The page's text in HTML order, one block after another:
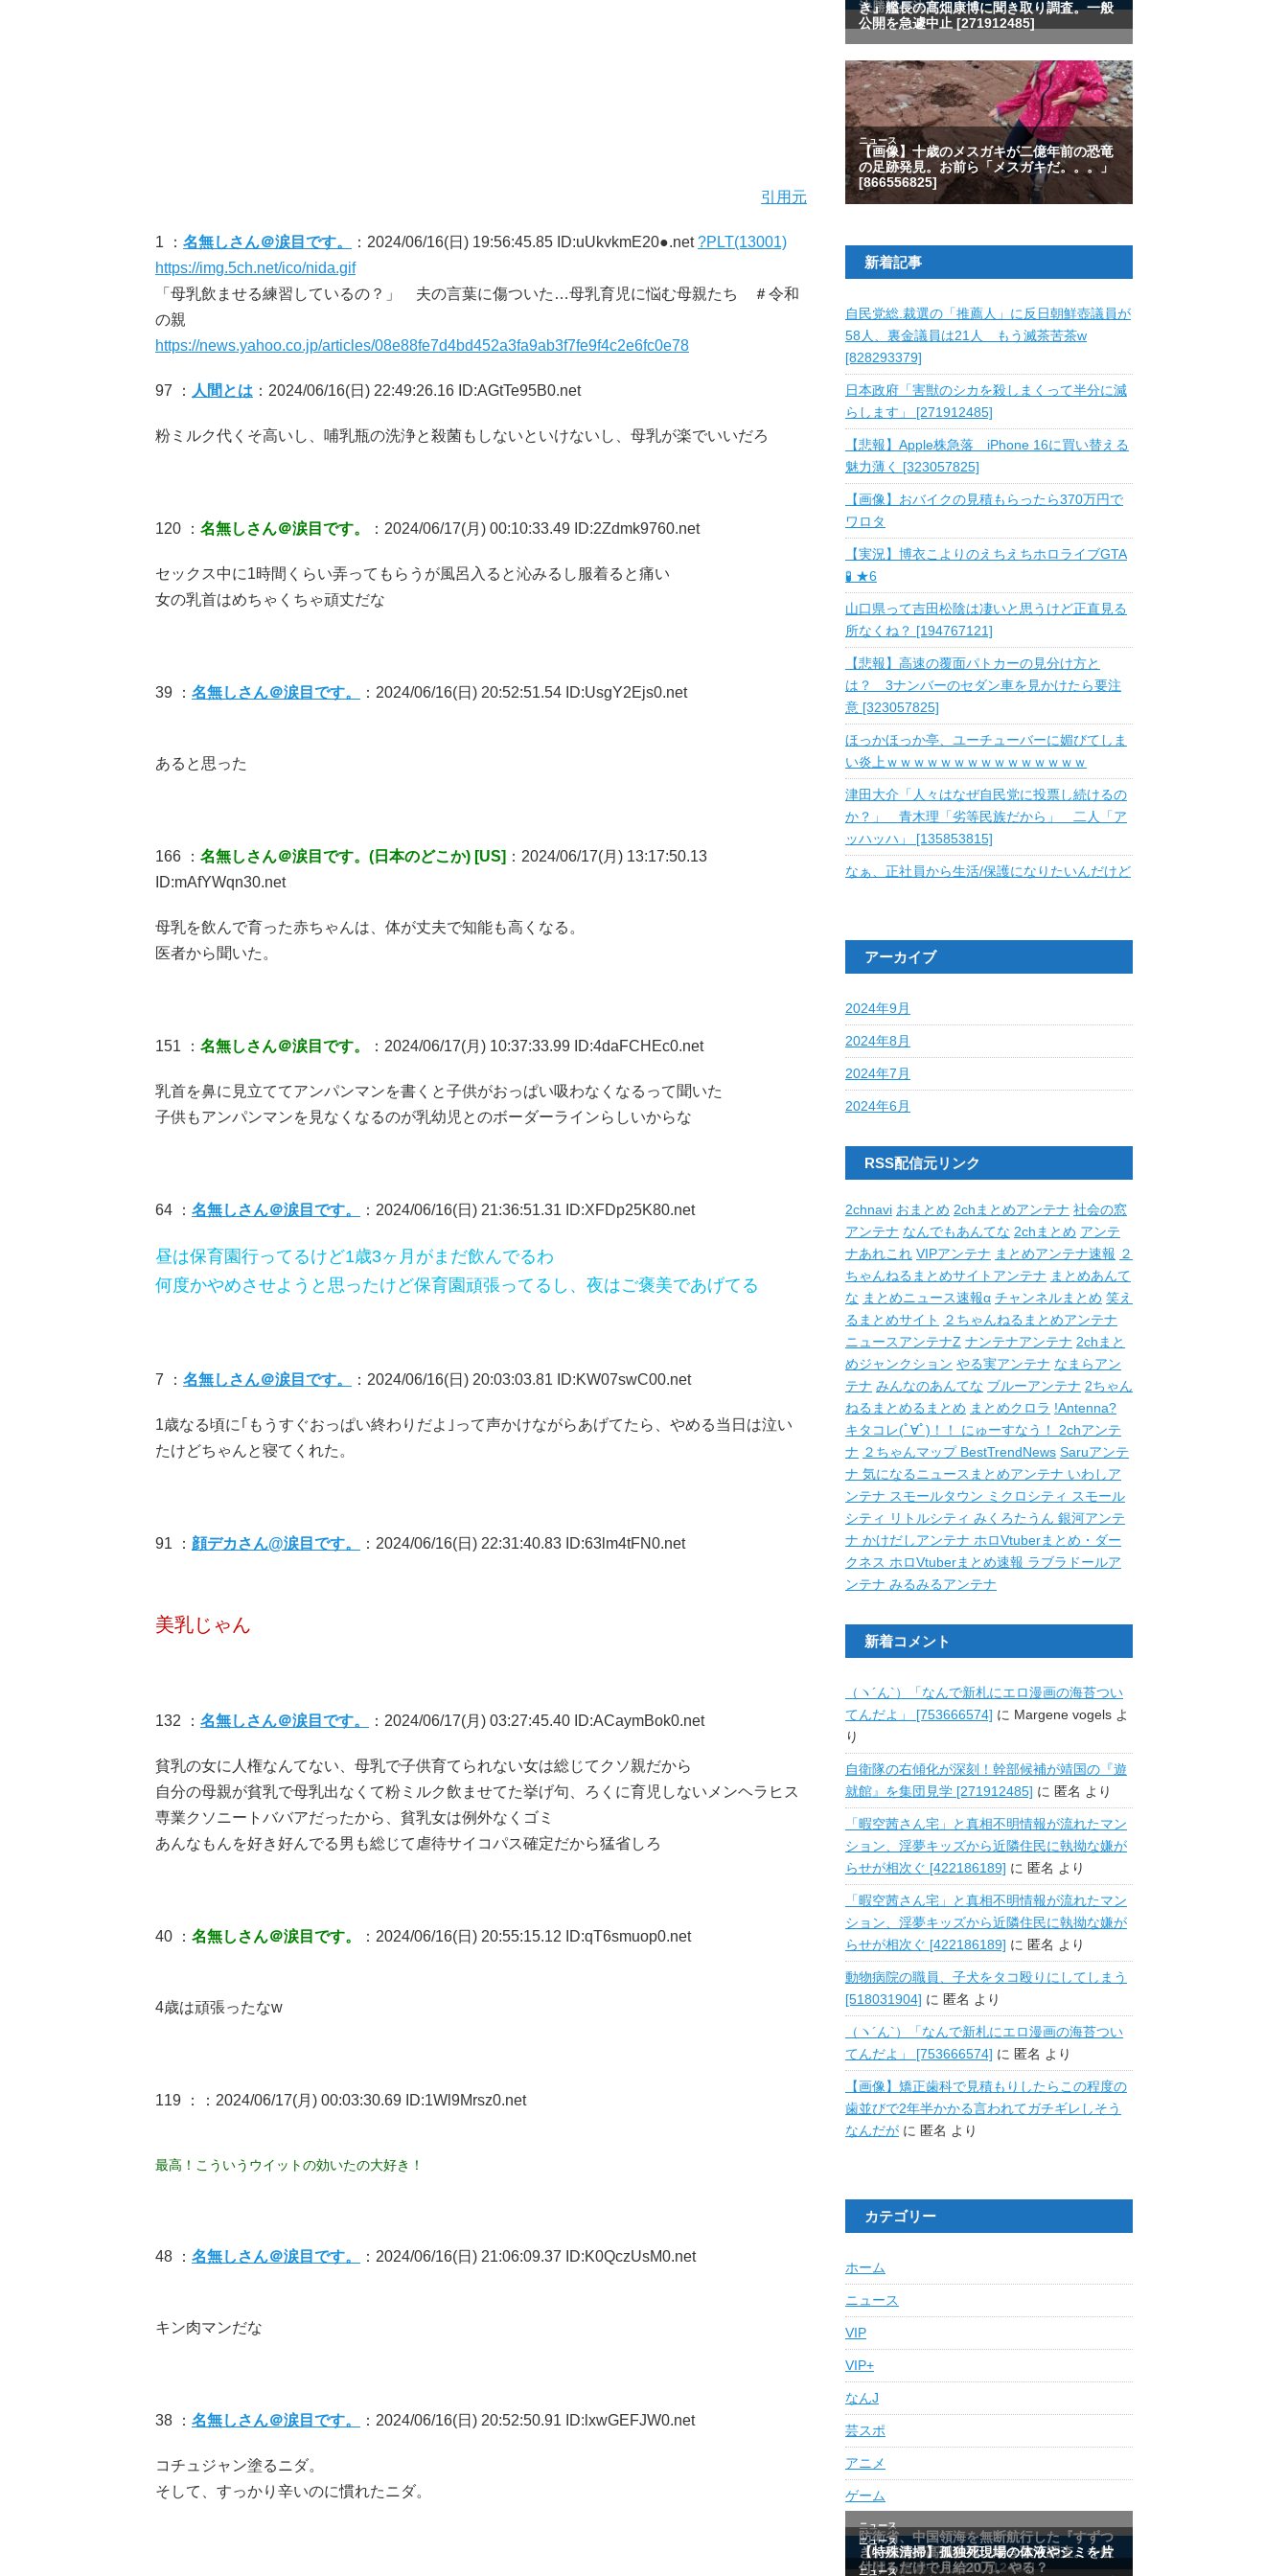
引用元
1 ： 名無しさん＠涙目です。 ：2024/06/16(日) 19:56:45.85 ID:uUkvkmE20●.net?PLT(13001)
https://img.5ch.net/ico/nida.gif
「母乳飲ませる練習しているの？」 夫の言葉に傷ついた…母乳育児に悩む母親たち ＃令和
の親
https://news.yahoo.co.jp/articles/08e88fe7d4bd452a3fa9ab3f7fe9f4c2e6fc0e78
97 ： 人間とは ：2024/06/16(日) 22:49:26.16 ID:AGtTe95B0.net
粉ミルク代くそ高いし、哺乳瓶の洗浄と殺菌もしないといけないし、母乳が楽でいいだろ
120 ： 名無しさん＠涙目です。 ：2024/06/17(月) 00:10:33.49 ID:2Zdmk9760.net
セックス中に1時間くらい弄ってもらうが風呂入ると沁みるし服着ると痛い
女の乳首はめちゃくちゃ頑丈だな
39 ： 名無しさん＠涙目です。 ：2024/06/16(日) 20:52:51.54 ID:UsgY2Ejs0.net
あると思った
166 ： 名無しさん＠涙目です。(日本のどこか) [US] ：2024/06/17(月) 13:17:50.13
ID:mAfYWqn30.net
母乳を飲んで育った赤ちゃんは、体が丈夫で知能も高くなる。
医者から聞いた。
151 ： 名無しさん＠涙目です。 ：2024/06/17(月) 10:37:33.99 ID:4daFCHEc0.net
乳首を鼻に見立ててアンパンマンを書くと子供がおっぱい吸わなくなるって聞いた
子供もアンパンマンを見なくなるのが乳幼児とのボーダーラインらしいからな
64 ： 名無しさん＠涙目です。 ：2024/06/16(日) 21:36:51.31 ID:XFDp25K80.net
昼は保育園行ってるけど1歳3ヶ月がまだ飲んでるわ
何度かやめさせようと思ったけど保育園頑張ってるし、夜はご褒美であげてる
7 ： 名無しさん＠涙目です。 ：2024/06/16(日) 20:03:03.81 ID:KW07swC00.net
1歳なる頃に｢もうすぐおっぱい終わりだよ｣って声かけながらあげてたら、やめる当日は泣い
たけどちゃんと寝てくれた。
91 ： 顔デカさん@涙目です。 ：2024/06/16(日) 22:31:40.83 ID:63lm4tFN0.net
美乳じゃん
132 ： 名無しさん＠涙目です。 ：2024/06/17(月) 03:27:45.40 ID:ACaymBok0.net
貧乳の女に人権なんてない、母乳で子供育てられない女は総じてクソ親だから
自分の母親が貧乳で母乳出なくて粉ミルク飲ませてた挙げ句、ろくに育児しないメンヘラヒス
専業クソニートババアだったから、貧乳女は例外なくゴミ
あんなもんを好き好んでる男も総じて虐待サイコパス確定だから猛省しろ
40 ： 名無しさん＠涙目です。 ：2024/06/16(日) 20:55:15.12 ID:qT6smuop0.net
4歳は頑張ったなw
119 ： ：2024/06/17(月) 00:03:30.69 ID:1Wl9Mrsz0.net
最高！こういうウイットの効いたの大好き！
48 ： 名無しさん＠涙目です。 ：2024/06/16(日) 21:06:09.37 ID:K0QczUsM0.net
キン肉マンだな
38 ： 名無しさん＠涙目です。 ：2024/06/16(日) 20:52:50.91 ID:lxwGEFJW0.net
コチュジャン塗るニダ。
そして、すっかり辛いのに慣れたニダ。
新着記事
自民党総.裁選の「推薦人」に反日朝鮮壺議員が
58人、裏金議員は21人 もう滅茶苦茶w
[828293379]
日本政府「害獣のシカを殺しまくって半分に減
らします」 [271912485]
【悲報】Apple株急落 iPhone 16に買い替える
魅力薄く [323057825]
【画像】おバイクの見積もらったら370万円で
ワロタ
【実況】博衣こよりのえちえちホロライブGTA
🧪 ★6
山口県って吉田松陰は凄いと思うけど正直見る
所なくね？ [194767121]
【悲報】高速の覆面パトカーの見分け方と
は？ 3ナンバーのセダン車を見かけたら要注
意 [323057825]
ほっかほっか亭、ユーチューバーに媚びてしま
い炎上ｗｗｗｗｗｗｗｗｗｗｗｗｗｗｗ
津田大介「人々はなぜ自民党に投票し続けるの
か？」 青木理「劣等民族だから」 二人「ア
ッハッハ」 [135853815]
なぁ、正社員から生活/保護になりたいんだけど
アーカイブ
2024年9月
2024年8月
2024年7月
2024年6月
RSS配信元リンク
2chnavi おまとめ 2chまとめアンテナ 社会の窓
アンテナ なんでもあんてな 2chまとめ アンテ
ナあれこれ VIPアンテナ まとめアンテナ速報 ２
ちゃんねるまとめサイトアンテナ まとめあんて
な まとめニュース速報α チャンネルまとめ 笑え
るまとめサイト
２ちゃんねるまとめアンテナ
ニュースアンテナZ ナンテナアンテナ 2chまと
めジャンクション やる実アンテナ なまらアン
テナ みんなのあんてな ブルーアンテナ 2ちゃん
ねるまとめるまとめ まとめクロラ !Antenna?
キタコレ(ﾟ∀ﾟ)！！ にゅーすなう！ 2chアンテ
ナ ２ちゃんマップ BestTrendNews Saruアンテ
ナ 気になるニュースまとめアンテナ いわしア
ンテナ スモールタウン ミクロシティ スモール
シティ
リトルシティ みくろたうん 銀河アンテ
ナ かけだしアンテナ ホロVtuberまとめ・ダー
クネス ホロVtuberまとめ速報 ラブラドールア
ンテナ みるみるアンテナ
新着コメント
（ヽ´ん`）「なんで新札にエロ漫画の海苔つい
てんだよ」 [753666574] に Margene vogels よ
り
自衛隊の右傾化が深刻！幹部候補が靖国の『遊
就館』を集団見学 [271912485] に 匿名 より
「暇空茜さん宅」と真相不明情報が流れたマン
ション、淫夢キッズから近隣住民に執拗な嫌が
らせが相次ぐ [422186189] に 匿名 より
「暇空茜さん宅」と真相不明情報が流れたマン
ション、淫夢キッズから近隣住民に執拗な嫌が
らせが相次ぐ [422186189] に 匿名 より
動物病院の職員、子犬をタコ殴りにしてしまう
[518031904] に 匿名 より
（ヽ´ん`）「なんで新札にエロ漫画の海苔つい
てんだよ」 [753666574] に 匿名 より
【画像】矯正歯科で見積もりしたらこの程度の
歯並びで2年半かかる言われてガチギレしそう
なんだが に 匿名 より
カテゴリー
ホーム
ニュース
VIP
VIP+
なんJ
芸スポ
アニメ
ゲーム
最近の人気記事ランキング